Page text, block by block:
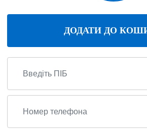
ДОДАТИ ДО